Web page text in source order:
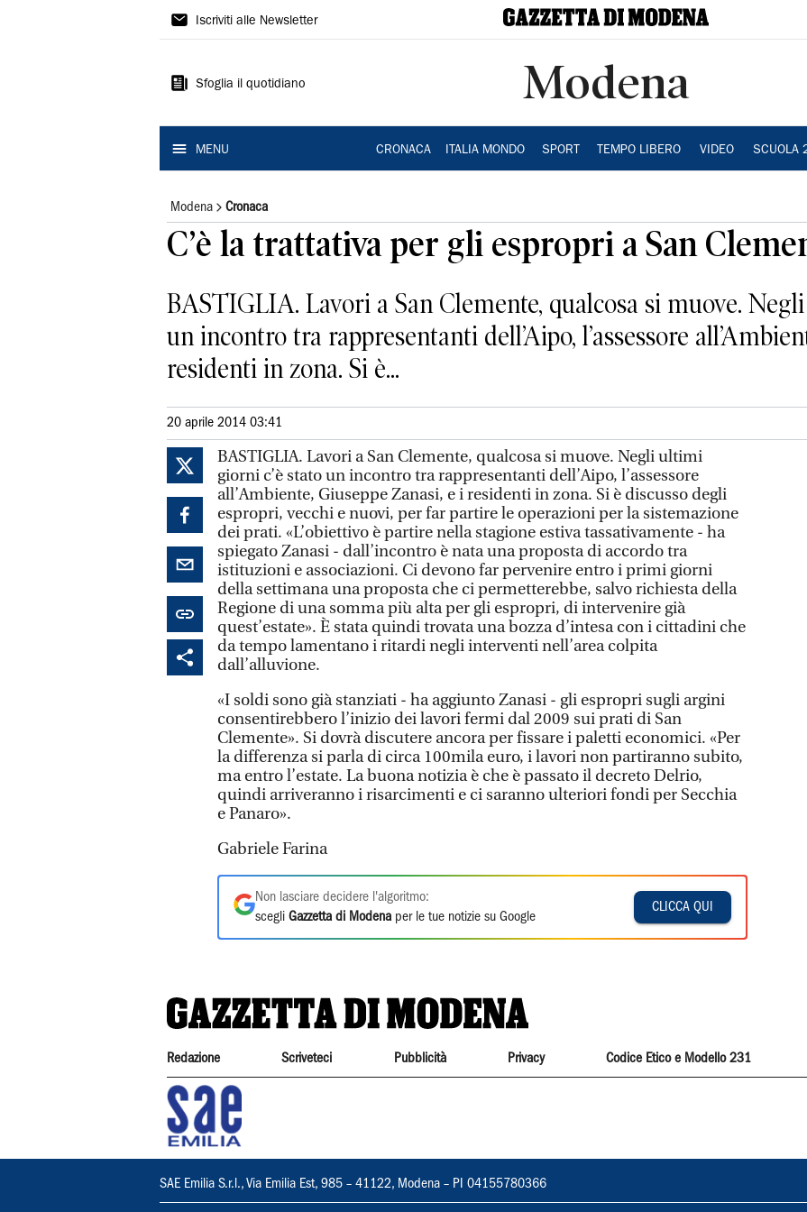
Gazzetta
Modena
Iscriviti alle Newsletter
Sfoglia il quotidiano Modena
MENU CRONACA ITALIA MONDO SPORT TEMPO LIBERO VIDEO SCUOLA
Modena Cronaca
C’è la trattativa per gli espropri a San
BASTIGLIA. Lavori a San Clemente, qualcosa si muove.
un incontro tra rappresentanti dell’Aipo, l’assessore
residenti in zona. Si è...
20 aprile 2014 03:41
BASTIGLIA. Lavori a San Clemente, qualcosa si muove. Negli ultimi
giorni c’è stato un incontro tra rappresentanti dell’Aipo, l’assessore
all’Ambiente, Giuseppe Zanasi, e i residenti in zona. Si è discusso degli
espropri, vecchi e nuovi, per far partire le operazioni per la sistemazione
dei prati. «L’obiettivo è partire nella stagione estiva tassativamente - ha
spiegato Zanasi - dall’incontro è nata una proposta di accordo tra
istituzioni e associazioni. Ci devono far pervenire entro i primi giorni
della settimana una proposta che ci permetterebbe, salvo richiesta della
Regione di una somma più alta per gli espropri, di intervenire già
quest’estate». È stata quindi trovata una bozza d’intesa con i cittadini che
da tempo lamentano i ritardi negli interventi nell’area colpita
dall’alluvione.
«I soldi sono già stanziati - ha aggiunto Zanasi - gli espropri sugli argini
consentirebbero l’inizio dei lavori fermi dal 2009 sui prati di San
Clemente». Si dovrà discutere ancora per fissare i paletti economici. «Per
la differenza si parla di circa 100mila euro, i lavori non partiranno subito,
ma entro l’estate. La buona notizia è che è passato il decreto Delrio,
quindi arriveranno i risarcimenti e ci saranno ulteriori fondi per Secchia
e Panaro».
Gabriele Farina
Non lasciare decidere l'algoritmo:
scegli Gazzetta di Modena per le tue notizie su Google
CLICCA QUI
Redazione Scriveteci Pubblicità Privacy Codice Etico e Modello 231
SAE Emilia S.r.l., Via Emilia Est, 985 – 41122, Modena – PI 04155780366